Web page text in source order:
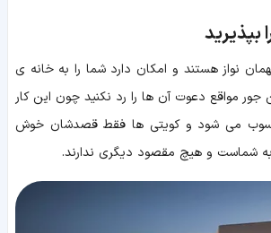
بپذیرید
نواز هستند و امکان دارد شما را به خانه ی
مواقع دعوت آن ها را رد نکنید چون این کار
می شود و کویتی ها فقط قصدشان خوش
شماست و هیچ مقصود دیگری ندارند.